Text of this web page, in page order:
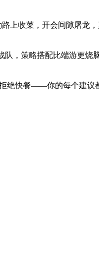
收菜，开会间隙屠龙，
，策略搭配比端游更烧脑
绝快餐——你的每个建议